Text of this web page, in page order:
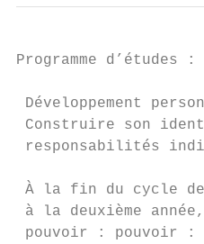
Programme d’études
Développement
Construire son
responsabilités
À la fin du cycle
à la deuxième
pouvoir : pouvoir :